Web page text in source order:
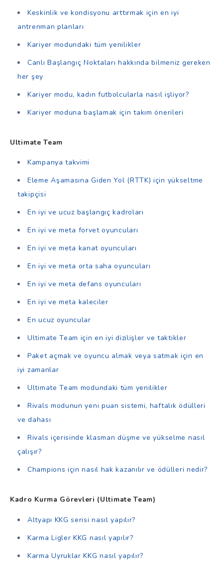
Keskinlik ve kondisyonu arttırmak için en iyi
antrenman planları
Kariyer modundaki tüm yenilikler
Canlı Başlangıç Noktaları hakkında bilmeniz gereken
her şey
Kariyer modu, kadın futbolcularla nasıl işliyor?
Kariyer moduna başlamak için takım önerileri
Ultimate Team
Kampanya takvimi
Eleme Aşamasına Giden Yol (RTTK) için yükseltme
takipçisi
En iyi ve ucuz başlangıç kadroları
En iyi ve meta forvet oyuncuları
En iyi ve meta kanat oyuncuları
En iyi ve meta orta saha oyuncuları
En iyi ve meta defans oyuncuları
En iyi ve meta kaleciler
En ucuz oyuncular
Ultimate Team için en iyi dizilişler ve taktikler
Paket açmak ve oyuncu almak veya satmak için en
iyi zamanlar
Ultimate Team modundaki tüm yenilikler
Rivals modunun yeni puan sistemi, haftalık ödülleri
ve dahası
Rivals içerisinde klasman düşme ve yükselme nasıl
çalışır?
Champions için nasıl hak kazanılır ve ödülleri nedir?
Kadro Kurma Görevleri (Ultimate Team)
Altyapı KKG serisi nasıl yapılır?
Karma Ligler KKG nasıl yapılır?
Karma Uyruklar KKG nasıl yapılır?